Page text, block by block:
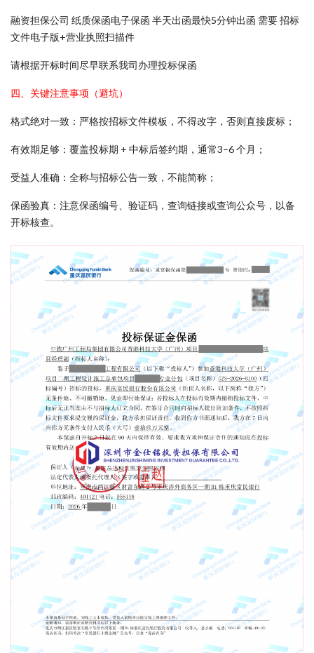
融资担保公司 纸质保函电子保函 半天出函最快5分钟出函 需要 招标
文件电子版+营业执照扫描件
请根据开标时间尽早联系我司办理投标保函
四、关键注意事项（避坑）
格式绝对一致：严格按招标文件模板，不得改字，否则直接废标；
有效期足够：覆盖投标期 + 中标后签约期，通常3–6 个月；
受益人准确：全称与招标公告一致，不能简称；
保函验真：注意保函编号、验证码，查询链接或查询公众号，以备
开标核查。